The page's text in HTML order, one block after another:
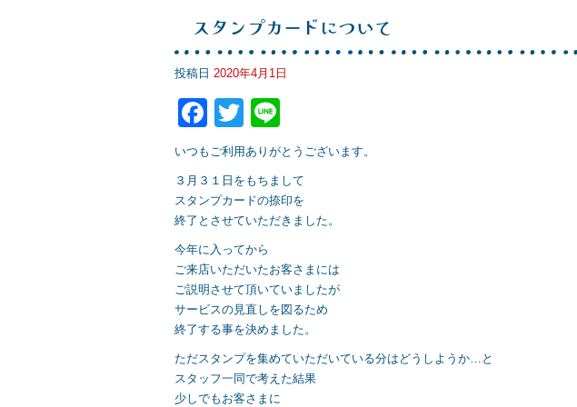
o
k
スタンプカードについて
投稿日 2020年4月1日
F
a
c
e
b
o
o
k
T
wi
tt
er
n
e
いつもご利用ありがとうございます。
３月３１日をもちまして
スタンプカードの捺印を
終了とさせていただきました。
今年に入ってから
ご来店いただいたお客さまには
ご説明させて頂いていましたが
サービスの見直しを図るため
終了する事を決めました。
ただスタンプを集めていただいている分はどうしようか…と
スタッフ一同で考えた結果
少しでもお客さまに